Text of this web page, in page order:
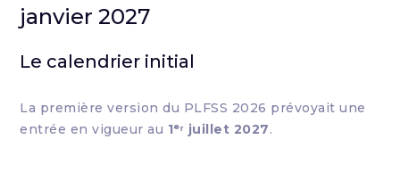
janvier 2027
Le calendrier initial
La première version du PLFSS 2026 prévoyait une
entrée en vigueur au 1ᵉʳ juillet 2027.